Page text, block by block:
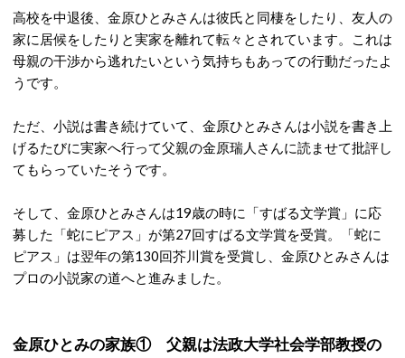
高校を中退後、金原ひとみさんは彼氏と同棲をしたり、友人の
家に居候をしたりと実家を離れて転々とされています。これは
母親の干渉から逃れたいという気持ちもあっての行動だったよ
うです。
ただ、小説は書き続けていて、金原ひとみさんは小説を書き上
げるたびに実家へ行って父親の金原瑞人さんに読ませて批評し
てもらっていたそうです。
そして、金原ひとみさんは19歳の時に「すばる文学賞」に応
募した「蛇にピアス」が第27回すばる文学賞を受賞。「蛇に
ピアス」は翌年の第130回芥川賞を受賞し、金原ひとみさんは
プロの小説家の道へと進みました。
金原ひとみの家族① 父親は法政大学社会学部教授の